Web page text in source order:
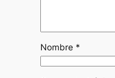
Nombre *